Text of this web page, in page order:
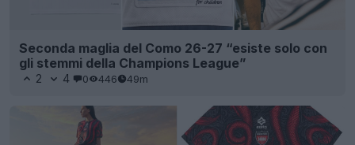
Seconda maglia del Como 26-27 “esiste solo con
gli stemmi della Champions League”
2 4 0 446 49m